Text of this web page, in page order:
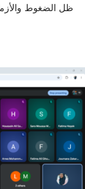
ظل الضغوط